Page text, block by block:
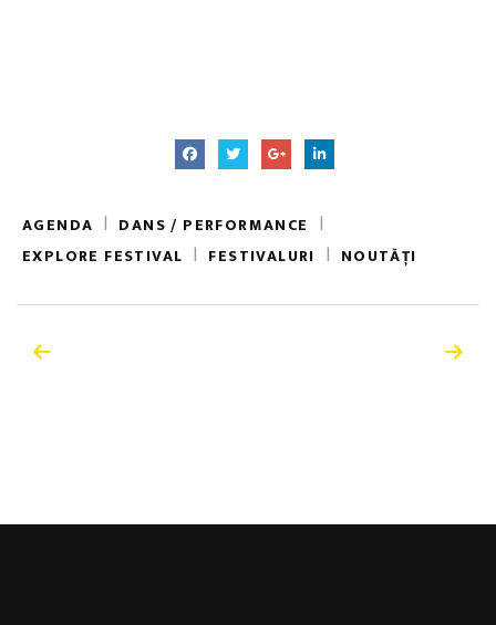
AGENDA | DANS / PERFORMANCE |
EXPLORE FESTIVAL | FESTIVALURI | NOUTĂȚI